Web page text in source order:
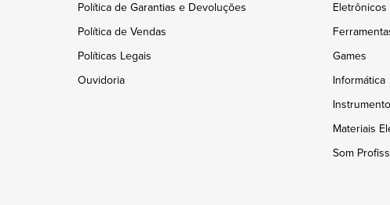
Política de Garantias e Devoluções
Política de Vendas
Políticas Legais
Ouvidoria
Eletrônicos
Games
Informática
Materiais
Som